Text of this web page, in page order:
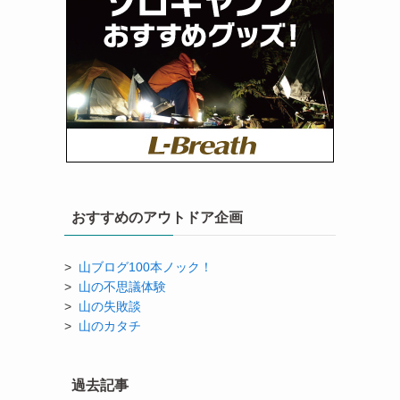
おすすめのアウトドア企画
> 山ブログ100本ノック！
> 山の不思議体験
> 山の失敗談
> 山のカタチ
過去記事